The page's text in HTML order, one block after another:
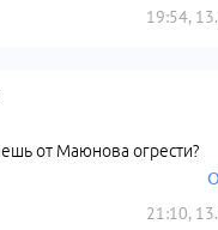
19:54,
21:10,
от Маюнова огрести?